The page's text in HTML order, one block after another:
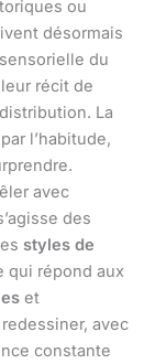
ou
désormais
du
récit de
La
l’habitude,
avec
des
styles de
qui répond aux
et
avec
constante